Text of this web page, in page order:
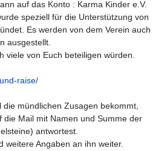
auf das Konto : Karma Kinder e.V.
speziell für die Unterstützung von
Es werden von dem Verein auch
ausgestellt.
viele von Euch beteiligen würden.
raise/
die mündlichen Zusagen bekommt,
die Mail mit Namen und Summe der
antwortest.
weitere Angaben an ihn weiter.